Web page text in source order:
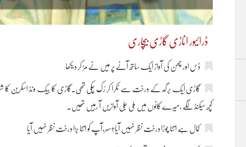
ڈرائیور اناڑی گاڑی بیچاری
ڈس اور چھن کی آواز ایک ساتھ آنے پر میں نے مڑ کر دیکھا
گاڑی ایک برگد کے درخت سے ٹکرا کر رُک چکی تھی۔گاڑی کا بیک ونڈ اسکرین کا شیشہ
کچھ سیکنڈ لگے ،میرے کانوں میں ملی جلی آوازیں آ رہیں تھیں۔
کمال ہے اتنا چوڑا درخت نظر نہیں آیا؟سر،آپ کو اتنا بڑا درخت نظر نہیں آیا